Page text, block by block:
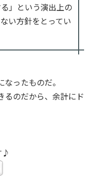
」という演出上の
い方針をとってい
ったものだ。
るのだから、余計にド
♪